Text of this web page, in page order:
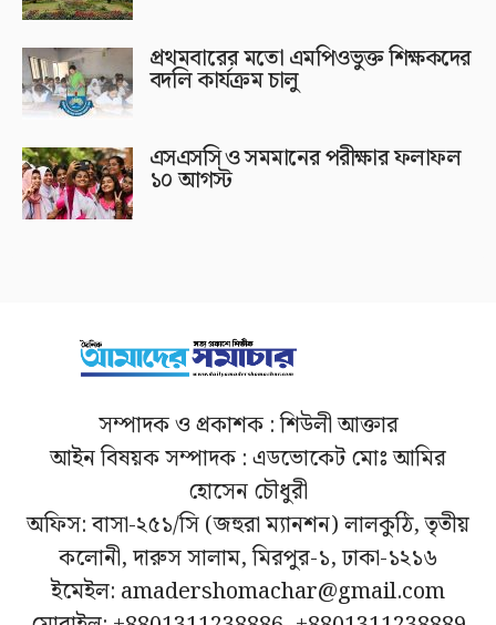
প্রথমবারের মতো এমপিওভুক্ত শিক্ষকদের
বদলি কার্যক্রম চালু
এসএসসি ও সমমানের পরীক্ষার ফলাফল
১০ আগস্ট
সম্পাদক ও প্রকাশক : শিউলী আক্তার
আইন বিষয়ক সম্পাদক : এডভোকেট মোঃ আমির
হোসেন চৌধুরী
অফিস: বাসা-২৫১/সি (জহুরা ম্যানশন) লালকুঠি, তৃতীয়
কলোনী, দারুস সালাম, মিরপুর-১, ঢাকা-১২১৬
ইমেইল: amadershomachar@gmail.com